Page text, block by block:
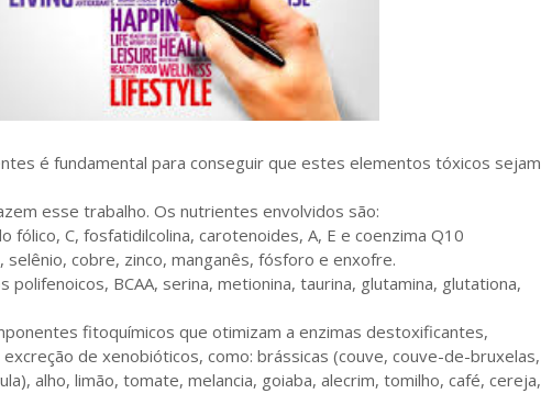
é fundamental para conseguir que estes elementos tóxicos sejam
esse trabalho. Os nutrientes envolvidos são:
fólico, C, fosfatidilcolina, carotenoides, A, E e coenzima Q10
selênio, cobre, zinco, manganês, fósforo e enxofre.
BCAA, serina, metionina, taurina, glutamina, glutationa,
fitoquímicos que otimizam a enzimas destoxificantes,
de xenobióticos, como: brássicas (couve, couve-de-bruxelas,
alho, limão, tomate, melancia, goiaba, alecrim, tomilho, café, cereja,